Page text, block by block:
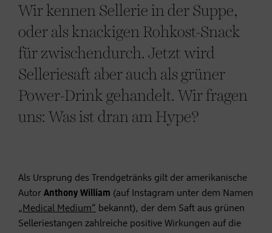
Wir kennen Sellerie in der Suppe,
oder als knackigen Rohkost-Snack
für zwischendurch. Jetzt wird
Selleriesaft aber auch als grüner
Power-Drink gehandelt. Wir fragen
uns: Was ist dran am Hype?
Als Ursprung des Trendgetränks gilt der amerikanische
Autor Anthony William (auf Instagram unter dem Namen
„Medical Medium“ bekannt), der dem Saft aus grünen
Selleriestangen zahlreiche positive Wirkungen auf die